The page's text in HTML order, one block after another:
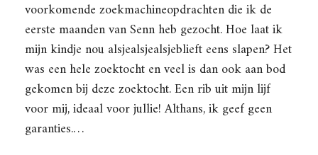
voorkomende zoekmachineopdrachten die ik de
eerste maanden van Senn heb gezocht. Hoe laat ik
mijn kindje nou alsjealsjealsjeblieft eens slapen? Het
was een hele zoektocht en veel is dan ook aan bod
gekomen bij deze zoektocht. Een rib uit mijn lijf
voor mij, ideaal voor jullie! Althans, ik geef geen
garanties.…